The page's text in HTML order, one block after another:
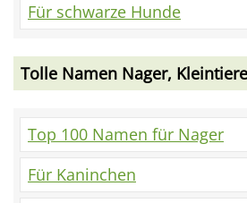
Für schwarze Hunde
Tolle Namen Nager,
Top 100 Namen für Nager
Für Kaninchen